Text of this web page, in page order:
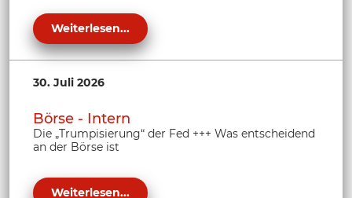
Weiterlesen...
30. Juli 2026
Börse - Intern
Die „Trumpisierung“ der Fed +++ Was entscheidend
an der Börse ist
Weiterlesen...